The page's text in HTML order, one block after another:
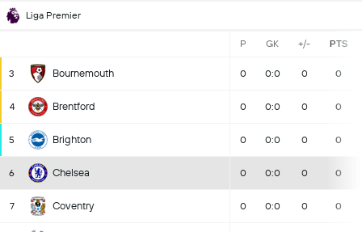
Liga Premier
P GK +/- PTS
3 Bournemouth 0 0:0 0 0
4 Brentford 0 0:0 0 0
5 Brighton 0 0:0 0 0
6 Chelsea 0 0:0 0 0
7 Coventry 0 0:0 0 0